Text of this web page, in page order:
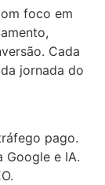
foco em
Cada
jornada do
pago.
Google e IA.